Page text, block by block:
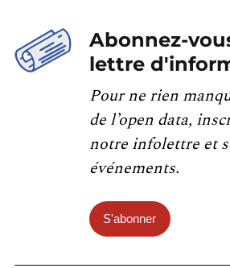
Abonnez-
lettre
Pour ne rien
de l’open data,
notre infolettre et
événements.
S'abonner